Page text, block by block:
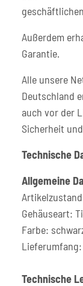
Außerdem
Garantie.
Alle unsere
Deutschland
auch vor der
Sicherheit
Technische
Allgemeine
Gehäuseart:
Farbe:
Technische